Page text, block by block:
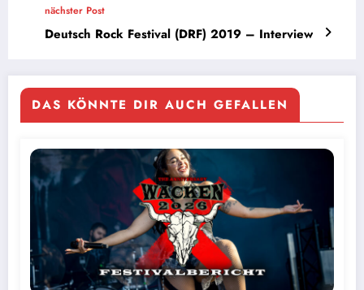
nächster Post
Deutsch Rock Festival (DRF) 2019 – Interview
DAS KÖNNTE DIR AUCH GEFALLEN